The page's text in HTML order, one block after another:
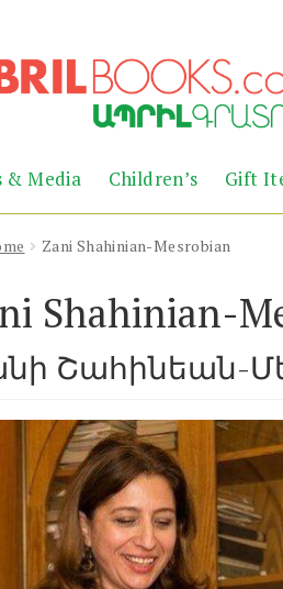
& Media Children’s Gift
Zani Shahinian-Mesrobian
Shahinian-
Շահինեան-